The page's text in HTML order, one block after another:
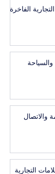
الفاخرة
والاتصال
التجارية